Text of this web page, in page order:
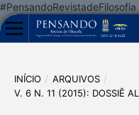
INÍCIO / ARQUIVOS /
V. 6 N. 11 (2015): DOSSIÊ